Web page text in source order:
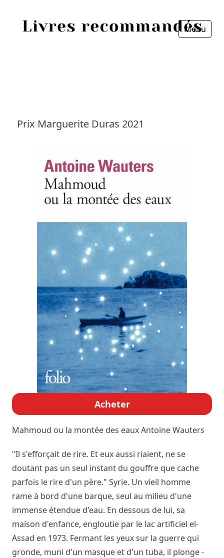
Menu
Prix Marguerite Duras 2021
Acheter
Mahmoud ou la montée des eauxAntoine Wauters
"Il s'efforçait de rire. Et eux aussi riaient, ne se
doutant pas un seul instant du gouffre que cache
parfois le rire d'un père." Syrie. Un vieil homme
rame à bord d'une barque, seul au milieu d'une
immense étendue d'eau. En dessous de lui, sa
maison d'enfance, engloutie par le lac artificiel el-
Assad en 1973. Fermant les yeux sur la guerre qui
gronde, muni d'un masque et d'un tuba, il plonge -
Livres les plus recommandés
Prix littéraires
Fermer